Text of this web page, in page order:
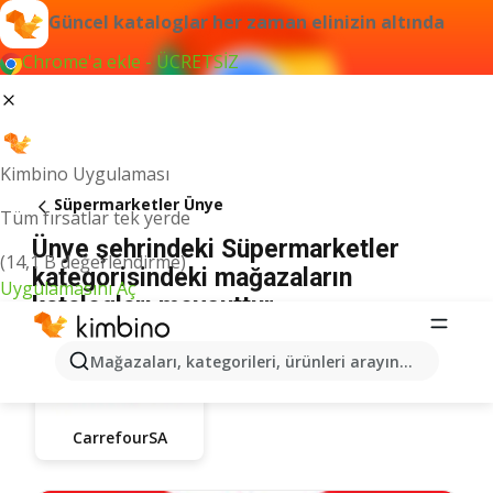
Güncel kataloglar her zaman elinizin altında
Chrome'a ekle - ÜCRETSİZ
Kimbino Uygulaması
Tüm fırsatlar tek yerde
(14,1 B değerlendirme)
Uygulamasını Aç
Mağazaları, kategorileri, ürünleri arayın...
Süpermarketler Ünye
Ünye şehrindeki Süpermarketler
kategorisindeki mağazaların
katalogları mevcuttur
CarrefourSA